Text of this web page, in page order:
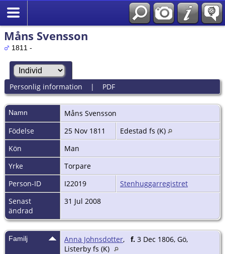
Måns Svensson
1811 -
Personlig information | PDF
Namn Måns Svensson
Födelse
25 Nov 1811
Edestad fs (K)
Kön
Man
Yrke
Torpare
Person-ID
I22019
Stenhuggarregistret
Senast
ändrad
31 Jul 2008
Familj Anna Johnsdotter, f. 3 Dec 1806, Gö,
Listerby fs (K)